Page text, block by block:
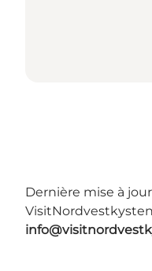
Dernière mise à